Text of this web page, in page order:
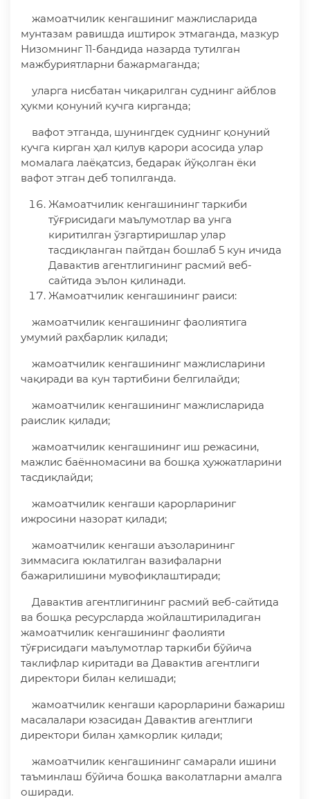
жамоатчилик кенгашиниг мажлисларида
мунтазам равишда иштирок этмаганда, мазкур
Низомнинг 11-бандида назарда тутилган
мажбуриятларни бажармаганда;
уларга нисбатан чиқарилган суднинг айблов
ҳукми қонуний кучга кирганда;
вафот этганда, шунингдек суднинг қонуний
кучга кирган ҳал қилув қарори асосида улар
момалага лаёқатсиз, бедарак йўқолган ёки
вафот этган деб топилганда.
Жамоатчилик кенгашининг таркиби
тўғрисидаги маълумотлар ва унга
киритилган ўзгартиришлар улар
тасдиқланган пайтдан бошлаб 5 кун ичида
Давактив агентлигининг расмий веб-
сайтида эълон қилинади.
Жамоатчилик кенгашининг раиси:
жамоатчилик кенгашининг фаолиятига
умумий раҳбарлик қилади;
жамоатчилик кенгашининг мажлисларини
чақиради ва кун тартибини белгилайди;
жамоатчилик кенгашининг мажлисларида
раислик қилади;
жамоатчилик кенгашининг иш режасини,
мажлис баённомасини ва бошқа ҳужжатларини
тасдиқлайди;
жамоатчилик кенгаши қарорлариниг
ижросини назорат қилади;
жамоатчилик кенгаши аъзоларининг
зиммасига юклатилган вазифаларни
бажарилишини мувофиқлаштиради;
Давактив агентлигининг расмий веб-сайтида
ва бошқа ресурсларда жойлаштириладиган
жамоатчилик кенгашининг фаолияти
тўғрисидаги маълумотлар таркиби бўйича
таклифлар киритади ва Давактив агентлиги
директори билан келишади;
жамоатчилик кенгаши қарорларини бажариш
масалалари юзасидан Давактив агентлиги
директори билан ҳамкорлик қилади;
жамоатчилик кенгашининг самарали ишини
таъминлаш бўйича бошқа ваколатларни амалга
оширади.